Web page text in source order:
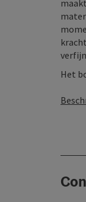
Het